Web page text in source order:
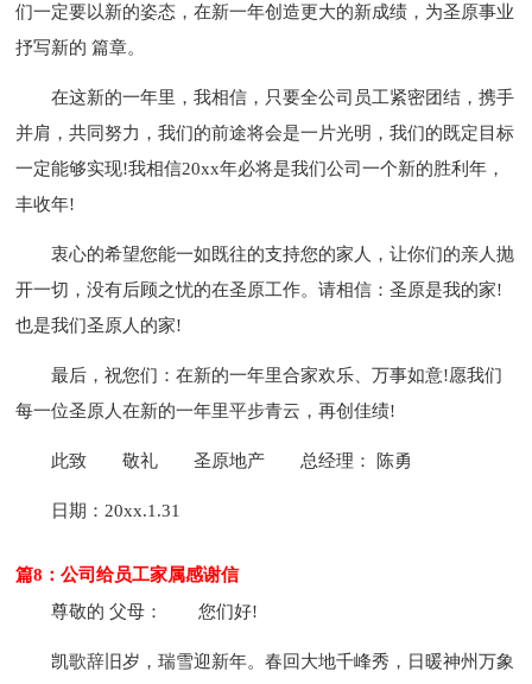
们一定要以新的姿态，在新一年创造更大的新成绩，为圣原事业
抒写新的 篇章。
在这新的一年里，我相信，只要全公司员工紧密团结，携手
并肩，共同努力，我们的前途将会是一片光明，我们的既定目标
一定能够实现!我相信20xx年必将是我们公司一个新的胜利年，
丰收年!
衷心的希望您能一如既往的支持您的家人，让你们的亲人抛
开一切，没有后顾之忧的在圣原工作。请相信：圣原是我的家!
也是我们圣原人的家!
最后，祝您们：在新的一年里合家欢乐、万事如意!愿我们
每一位圣原人在新的一年里平步青云，再创佳绩!
此致 敬礼 圣原地产 总经理： 陈勇
日期：20xx.1.31
篇8：公司给员工家属感谢信
尊敬的 父母：
您们好!
凯歌辞旧岁，瑞雪迎新年。春回大地千峰秀，日暖神州万象